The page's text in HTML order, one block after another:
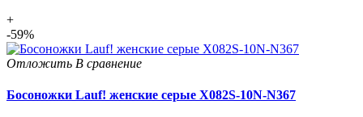
+
-59%
Отложить В сравнение
Босоножки Lauf! женские серые X082S-10N-N367